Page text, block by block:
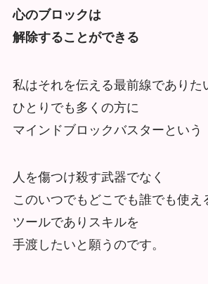
心のブロックは
解除することができる
私はそれを伝える最前線でありた
ひとりでも多くの方に
マインドブロックバスターという
人を傷つけ殺す武器でなく
このいつでもどこでも誰でも使え
ツールでありスキルを
手渡したいと願うのです。